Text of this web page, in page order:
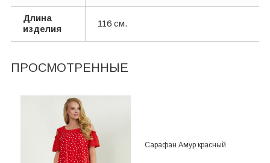
Длина
изделия
116 см.
ПРОСМОТРЕННЫЕ
Сарафан Амур красный